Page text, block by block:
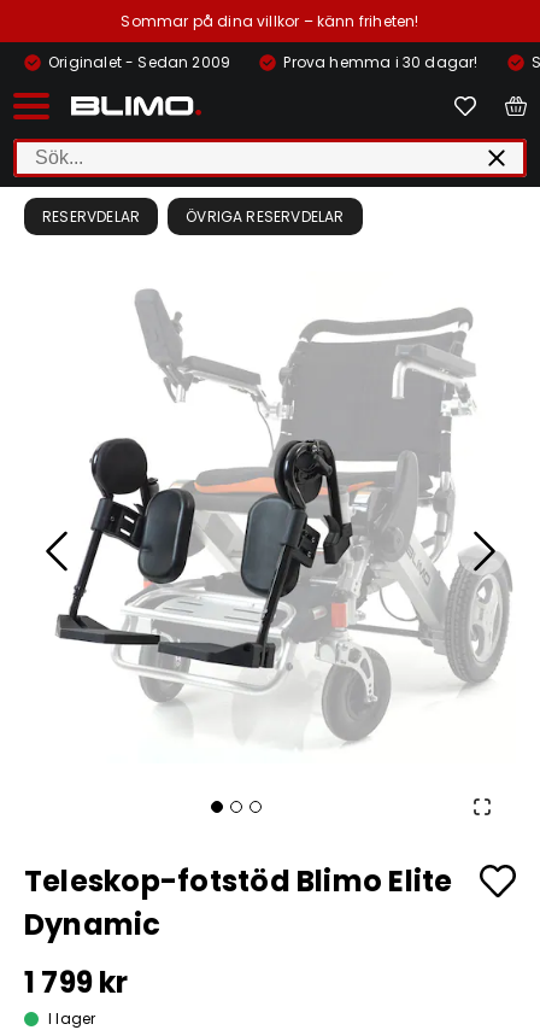
Sommar på dina villkor – känn friheten!
Originalet - Sedan 2009
Prova hemma i 30 dagar!
RESERVDELAR ÖVRIGA RESERVDELAR
Teleskop-fotstöd Blimo Elite
Dynamic
1 799 kr
I lager